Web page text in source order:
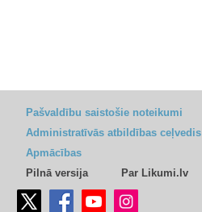
Pašvaldību saistošie noteikumi
Administratīvās atbildības ceļvedis
Apmācības
Pilnā versija
Par Likumi.lv